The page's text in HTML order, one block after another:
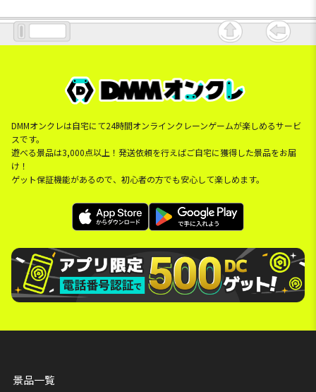
DMMオンクレは自宅にて24時間オンラインクレーンゲームが楽しめるサービ
スです。
遊べる景品は3,000点以上！発送依頼を行えばご自宅に獲得した景品をお届
け！
ゲット保証機能があるので、初心者の方でも安心して楽しめます。
景品一覧